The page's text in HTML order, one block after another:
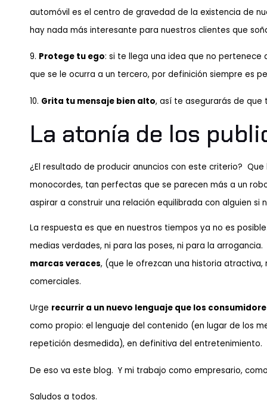
automóvil es el centro de gravedad de la existencia de
hay nada más interesante para nuestros clientes que
9. Protege tu ego: si te llega una idea que no
que se le ocurra a un tercero, por definición siempre es
10. Grita tu mensaje bien alto, así te asegurarás de que
La atonía de los
¿El resultado de producir anuncios con este criterio?
monocordes, tan perfectas que se parecen más a un
aspirar a construir una relación equilibrada con alguien si
La respuesta es que en nuestros tiempos ya no es
medias verdades, ni para las poses, ni para la arrogancia.
marcas veraces, (que le ofrezcan una historia
comerciales.
Urge recurrir a un nuevo lenguaje que los
como propio: el lenguaje del contenido (en lugar de los
repetición desmedida), en definitiva del entretenimiento.
De eso va este blog. Y mi trabajo como empresario,
Saludos a todos.